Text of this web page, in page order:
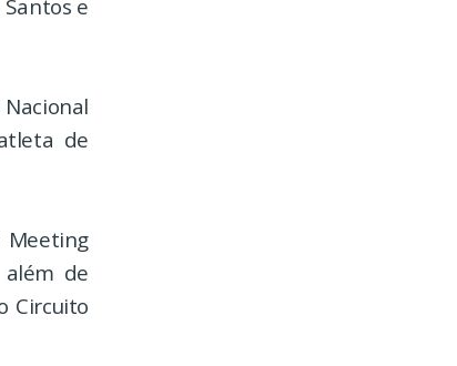
e
de
além de
Circuito